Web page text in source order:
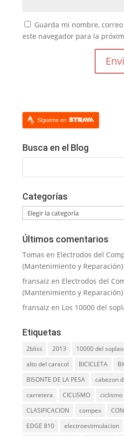
Guarda mi nombre,
este navegador para la
Sígueme en
Busca en el Blog
Categorías
Categorías
Últimos comentarios
Tomas en Electrodos del
(Mantenimiento y Reparación)
fransaiz en Electrodos del
(Mantenimiento y Reparación)
fransaiz en Los 10000 del
Etiquetas
2bliss 2013 10000 del soplao
alto del caracol
BICICLETA
BISONTE DE LA PESA
cabezon
carretera
CICLISMO ciclismo
CLASIFICACION
compex
EDGE 810
electroestimulacion